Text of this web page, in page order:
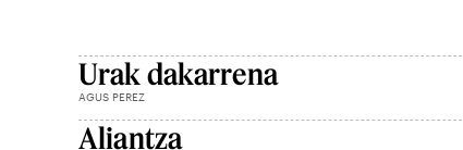
Urak dakarrena
AGUS PEREZ
Aliantza